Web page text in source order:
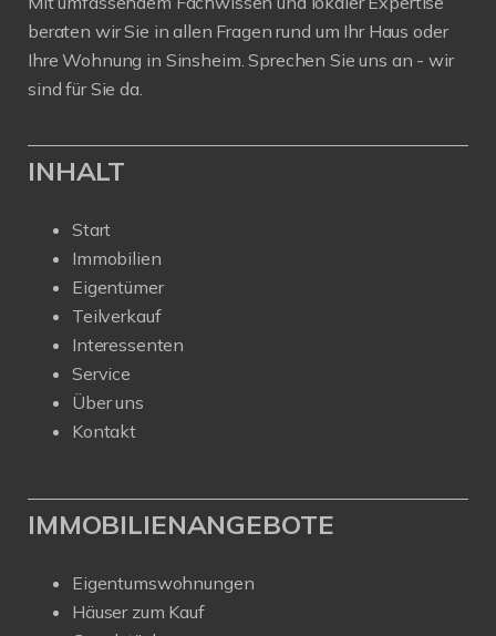
beraten wir Sie in allen Fragen rund um Ihr Haus oder
Ihre Wohnung in Sinsheim. Sprechen Sie uns an - wir
sind für Sie da.
INHALT
Start
Immobilien
Eigentümer
Teilverkauf
Interessenten
Service
Über uns
Kontakt
IMMOBILIENANGEBOTE
Eigentumswohnungen
Häuser zum Kauf